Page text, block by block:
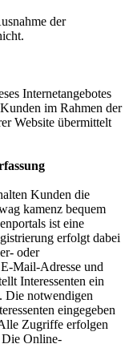
der
Internetangebotes
im Rahmen der
Website übermittelt
Kunden die
kamenz bequem
ist eine
erfolgt dabei
oder
Mail-Adresse und
Interessenten ein
Die notwendigen
eingegeben
Zugriffe erfolgen
Die Online-